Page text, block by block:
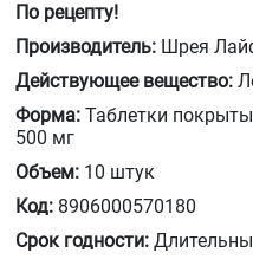
По рецепту!
Производитель: Шрея
Действующее вещество:
Форма: Таблетки
500 мг
Объем: 10 штук
Код: 8906000570180
Срок годности: